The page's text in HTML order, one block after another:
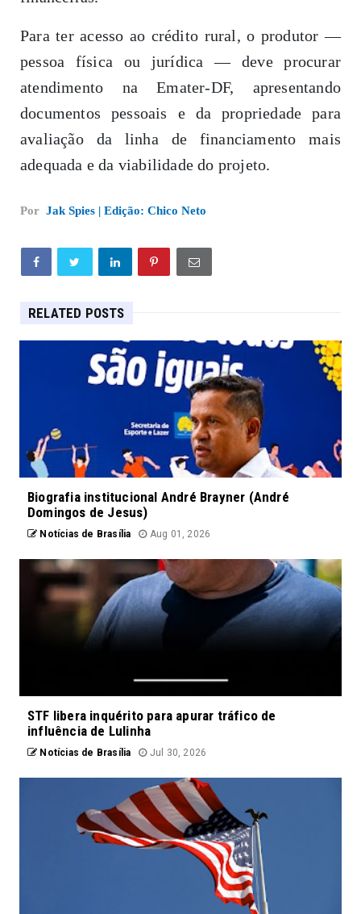
Para ter acesso ao crédito rural, o produtor —
pessoa física ou jurídica — deve procurar
atendimento na Emater-DF, apresentando
documentos pessoais e da propriedade para
avaliação da linha de financiamento mais
adequada e da viabilidade do projeto.
Por Jak Spies | Edição: Chico Neto
RELATED POSTS
Biografia institucional André Brayner (André
Domingos de Jesus)
Notícias de Brasília Aug 01, 2026
STF libera inquérito para apurar tráfico de
influência de Lulinha
Notícias de Brasília Jul 30, 2026